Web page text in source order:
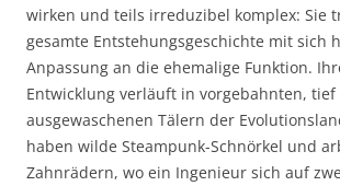
wirken und teils irreduzibel komplex: Sie
gesamte Entstehungsgeschichte mit sich
Anpassung an die ehemalige Funktion.
Entwicklung verläuft in vorgebahnten, tief
ausgewaschenen Tälern der
haben wilde Steampunk-Schnörkel und
Zahnrädern, wo ein Ingenieur sich auf